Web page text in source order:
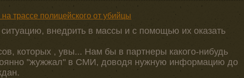
трассе полицейского от убийцы
внедрить в массы и с помощью их оказать
которых , увы... Нам бы в партнеры какого-нибудь
"жужжал" в СМИ, доводя нужную информацию до